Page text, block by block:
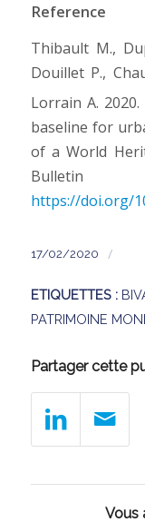
Reference
Thibault M.,
Douillet P.,
Lorrain A. 2020.
baseline for
of a World
https://doi.org/
17/02/2020 /
ETIQUETTES :
PATRIMOINE
Partager cette
Vous